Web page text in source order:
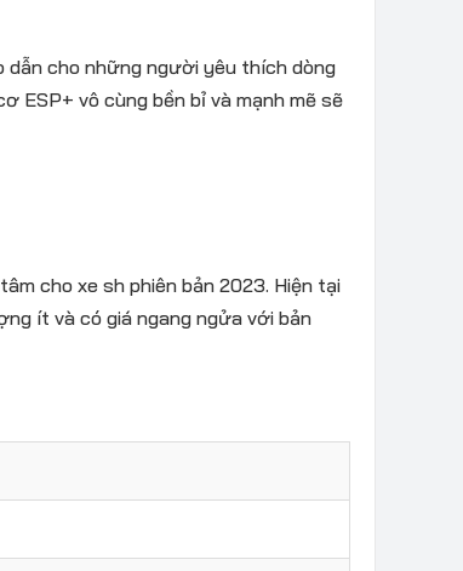
dẫn cho những người yêu thích dòng
ESP+ vô cùng bền bỉ và mạnh mẽ sẽ
cho xe sh phiên bản 2023. Hiện tại
ít và có giá ngang ngửa với bản